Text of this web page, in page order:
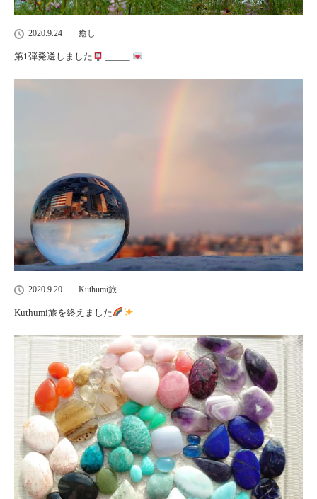
2020.9.24 癒し
第1弾発送しました .
2020.9.20 Kuthumi旅
Kuthumi旅を終えました